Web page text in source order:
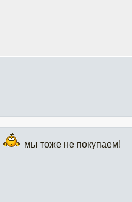
мы тоже не покупаем!